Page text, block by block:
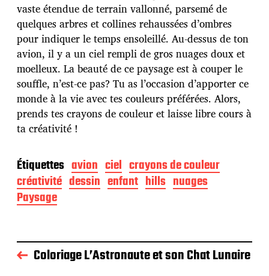
u
b
l
i
c
a
t
i
o
n
vaste étendue de terrain vallonné, parsemé de
quelques arbres et collines rehaussées d’ombres
pour indiquer le temps ensoleillé. Au-dessus de ton
avion, il y a un ciel rempli de gros nuages doux et
moelleux. La beauté de ce paysage est à couper le
souffle, n’est-ce pas? Tu as l’occasion d’apporter ce
monde à la vie avec tes couleurs préférées. Alors,
prends tes crayons de couleur et laisse libre cours à
ta créativité !
Étiquettes avion ciel crayons de couleur
créativité dessin enfant hills nuages
Paysage
Coloriage L’Astronaute et son Chat Lunaire